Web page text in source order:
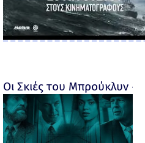
Οι Σκιές του Μπρούκλυν